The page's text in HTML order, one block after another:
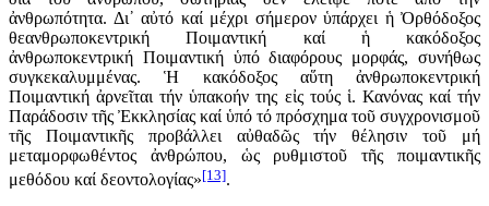
ἀνθρωπότητα. Δι᾿ αὐτό καί μέχρι σήμερον ὑπάρχει ἡ Ὀρθόδοξος
θεανθρωποκεντρική Ποιμαντική καί ἡ κακόδοξος
ἀνθρωποκεντρική Ποιμαντική ὑπό διαφόρους μορφάς, συνήθως
συγκεκαλυμμένας. Ἡ κακόδοξος αὕτη ἀνθρωποκεντρική
Ποιμαντική ἀρνεῖται τήν ὑπακοήν της εἰς τούς ἱ. Κανόνας καί τήν
Παράδοσιν τῆς Ἐκκλησίας καί ὑπό τό πρόσχημα τοῦ συγχρονισμοῦ
τῆς Ποιμαντικῆς προβάλλει αὐθαδῶς τήν θέλησιν τοῦ μή
μεταμορφωθέντος ἀνθρώπου, ὡς ρυθμιστοῦ τῆς ποιμαντικῆς
μεθόδου καί δεοντολογίας»[13].